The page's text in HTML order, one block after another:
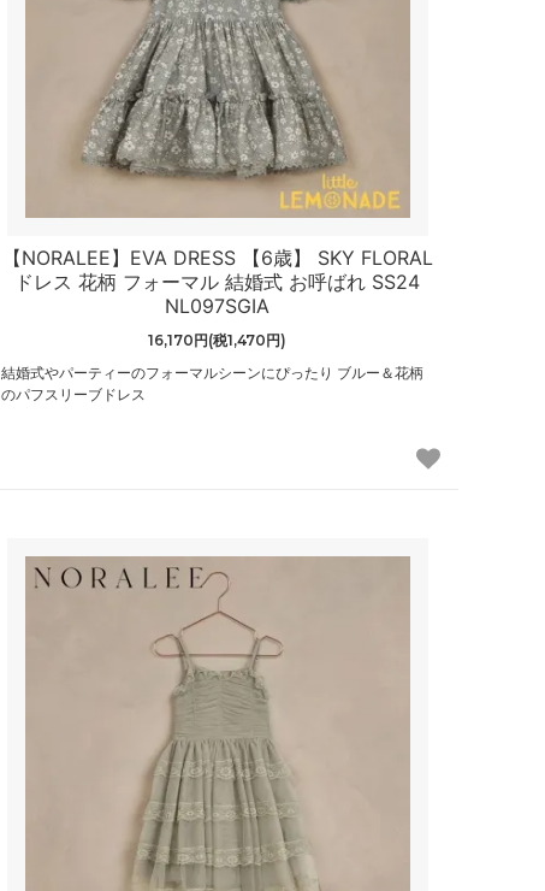
【NORALEE】EVA DRESS 【6歳】 SKY FLORAL
ドレス 花柄 フォーマル 結婚式 お呼ばれ SS24
NL097SGIA
16,170円(税1,470円)
結婚式やパーティーのフォーマルシーンにぴったり ブルー＆花柄
のパフスリーブドレス